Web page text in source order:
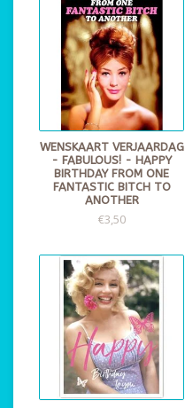
WENSKAART VERJAARDAG
- FABULOUS! - HAPPY
BIRTHDAY FROM ONE
FANTASTIC BITCH TO
ANOTHER
€3,50